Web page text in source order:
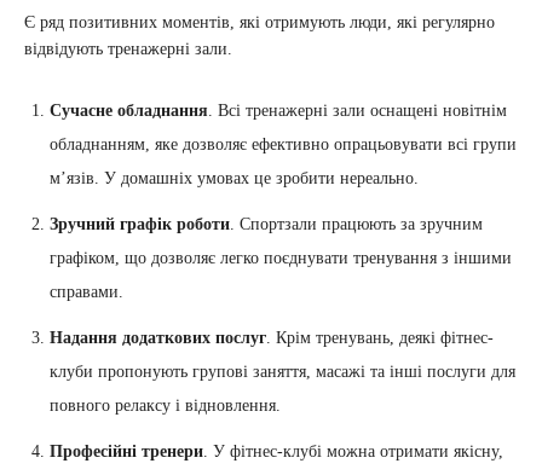
Є ряд позитивних моментів, які отримують люди, які регулярно
відвідують тренажерні зали.
Сучасне обладнання. Всі тренажерні зали оснащені новітнім
обладнанням, яке дозволяє ефективно опрацьовувати всі групи
м’язів. У домашніх умовах це зробити нереально.
Зручний графік роботи. Спортзали працюють за зручним
графіком, що дозволяє легко поєднувати тренування з іншими
справами.
Надання додаткових послуг. Крім тренувань, деякі фітнес-
клуби пропонують групові заняття, масажі та інші послуги для
повного релаксу і відновлення.
Професійні тренери. У фітнес-клубі можна отримати якісну,